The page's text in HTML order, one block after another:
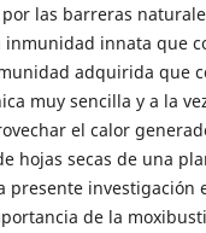
las barreras
inmunidad innata que
adquirida que
muy sencilla y a la
el calor
hojas secas de una
presente investigación
de la